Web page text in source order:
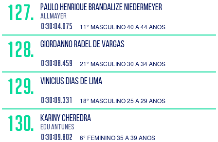
127. PAULO HENRIQUE BRANDALIZE NIEDERMEYER
Allmayer
0:30:04.075 11° MASCULINO 40 A 44 ANOS
128. GIORDANNO RADEL DE VARGAS
0:30:08.459 21° MASCULINO 30 A 34 ANOS
129. VINICIUS DIAS DE LIMA
0:30:09.331 18° MASCULINO 25 A 29 ANOS
130. KARINY CHEREDRA
Edu Antunes
0:30:09.802 6° FEMININO 35 A 39 ANOS